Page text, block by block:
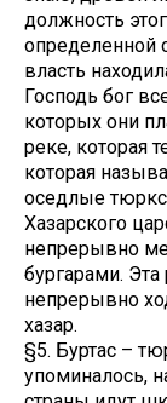
должность
определенной
власть
Господь бог
которых они
реке, которая
которая
оседлые
Хазарского
непрерывно
бургарами. Эта
непрерывно
хазар.
§5. Буртас –
упоминалось,